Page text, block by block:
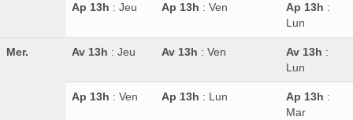
Ap 13h : Jeu Ap 13h : Ven Ap 13h :
Lun
Mer. Av 13h : Jeu Av 13h : Ven Av 13h :
Lun
Ap 13h : Ven Ap 13h : Lun Ap 13h :
Mar